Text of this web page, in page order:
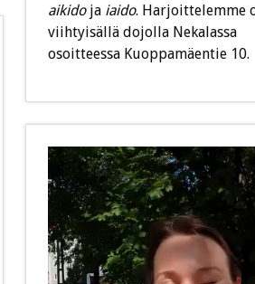
aikidoja iaido. Harjoittelemme
viihtyisällä dojolla Nekalassa
osoitteessa Kuoppamäentie 10.